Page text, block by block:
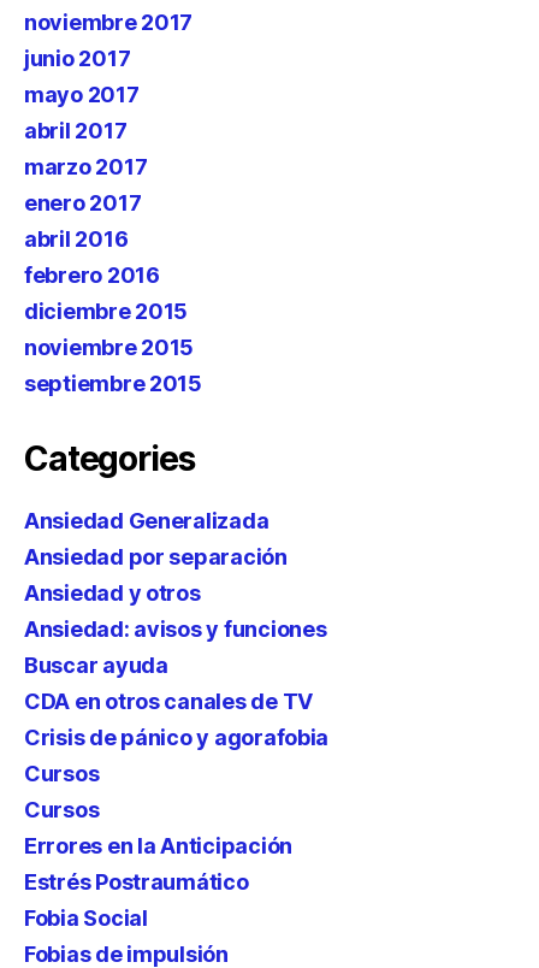
noviembre 2017
junio 2017
mayo 2017
abril 2017
marzo 2017
enero 2017
abril 2016
febrero 2016
diciembre 2015
noviembre 2015
septiembre 2015
Categories
Ansiedad Generalizada
Ansiedad por separación
Ansiedad y otros
Ansiedad: avisos y funciones
Buscar ayuda
CDA en otros canales de TV
Crisis de pánico y agorafobia
Cursos
Cursos
Errores en la Anticipación
Estrés Postraumático
Fobia Social
Fobias de impulsión